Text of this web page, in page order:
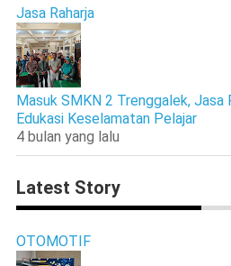
Jasa Raharja
Masuk SMKN 2 Trenggalek, Jasa
Edukasi Keselamatan Pelajar
4 bulan yang lalu
Latest Story
OTOMOTIF